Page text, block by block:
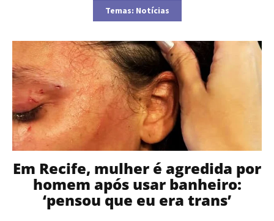
Temas: Notícias
Em Recife, mulher é agredida por
homem após usar banheiro:
‘pensou que eu era trans’